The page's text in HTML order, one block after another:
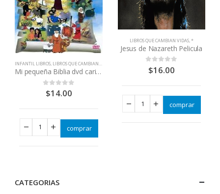
INFANTIL LIBROS, LIBROS QUE CAMBIAN VIDAS
Mi pequeña Biblia dvd caricaturas
out of 5
$14.00
comprar
LIBROS QUE CAMBIAN VIDAS,*
Jesus de Nazareth Pelicula
out of 5
$16.00
comprar
CATEGORIAS